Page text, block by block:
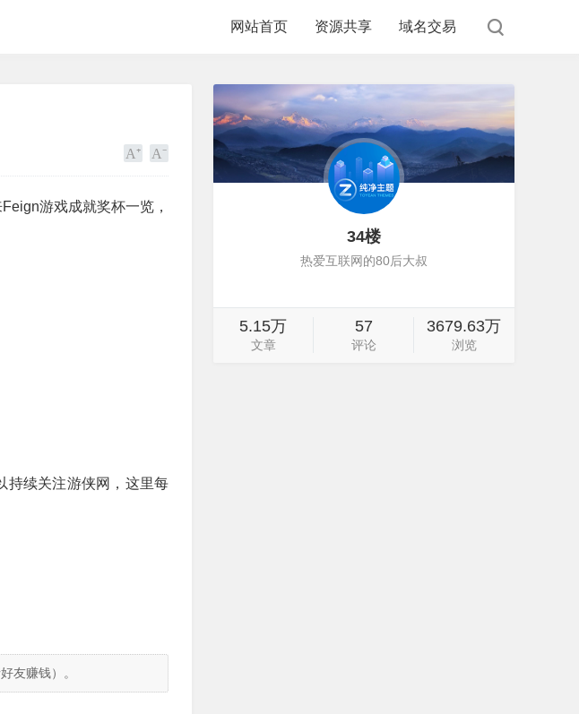
网站首页 资源共享 域名交易
游戏成就奖杯一览，
持续关注游侠网，这里每
友赚钱）。
34楼
热爱互联网的80后大叔
5.15万
文章
57
评论
3679.63万
浏览